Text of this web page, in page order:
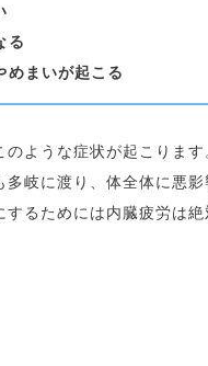
る
めまいが起こる
のような症状が起こります
岐に渡り、体全体に悪影
するためには内臓疲労は